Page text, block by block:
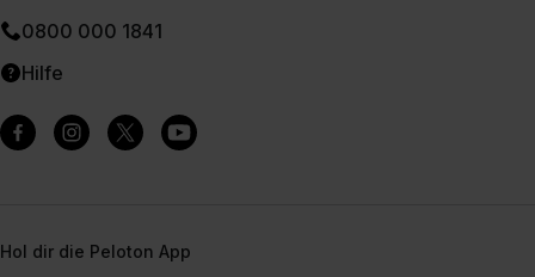
0800 000 1841
Hilfe
Hol dir die Peloton App